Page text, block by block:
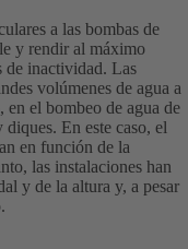
a las bombas de
y rendir al máximo
de inactividad. Las
volúmenes de agua a
en el bombeo de agua de
diques. En este caso, el
en función de la
las instalaciones han
y de la altura y, a pesar